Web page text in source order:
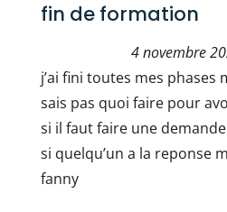
fin de formation
4 novembre
j’ai fini toutes mes phases
sais pas quoi faire pour
si il faut faire une
si quelqu’un a la reponse
fanny